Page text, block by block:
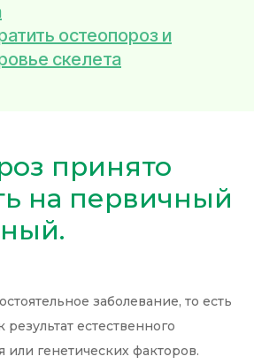
остеопороз и
скелета
принято
на первичный
заболевание, то есть
результат естественного
или генетических факторов.